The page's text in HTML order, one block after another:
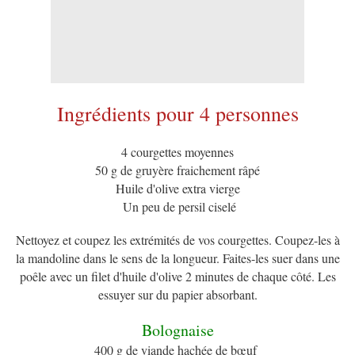
Ingrédients pour 4 personnes
4 courgettes moyennes
50 g de gruyère fraichement râpé
Huile d'olive extra vierge
Un peu de persil ciselé
Nettoyez et coupez les extrémités de vos courgettes. Coupez-les à
la mandoline dans le sens de la longueur. Faites-les suer dans une
poêle avec un filet d'huile d'olive 2 minutes de chaque côté. Les
essuyer sur du papier absorbant.
Bolognaise
400 g de viande hachée de bœuf